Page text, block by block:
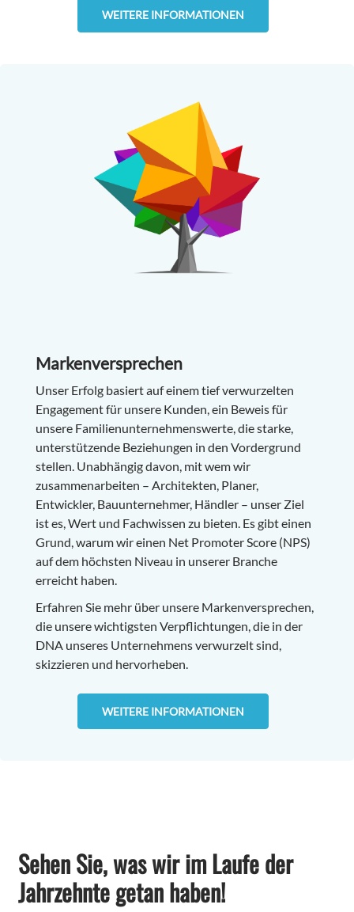
WEITERE INFORMATIONEN
Markenversprechen
Unser Erfolg basiert auf einem tief verwurzelten
Engagement für unsere Kunden, ein Beweis für
unsere Familienunternehmenswerte, die starke,
unterstützende Beziehungen in den Vordergrund
stellen. Unabhängig davon, mit wem wir
zusammenarbeiten – Architekten, Planer,
Entwickler, Bauunternehmer, Händler – unser Ziel
ist es, Wert und Fachwissen zu bieten. Es gibt einen
Grund, warum wir einen Net Promoter Score (NPS)
auf dem höchsten Niveau in unserer Branche
erreicht haben.
Erfahren Sie mehr über unsere Markenversprechen,
die unsere wichtigsten Verpflichtungen, die in der
DNA unseres Unternehmens verwurzelt sind,
skizzieren und hervorheben.
WEITERE INFORMATIONEN
Sehen Sie, was wir im Laufe der
Jahrzehnte getan haben!